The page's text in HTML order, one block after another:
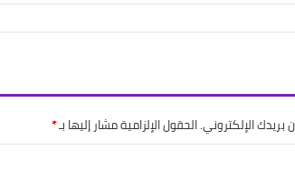
بريدك الإلكتروني.الحقول الإلزامية مشار إليها بـ*